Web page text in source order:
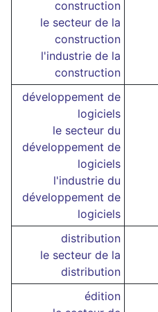
construction
le secteur de la
construction
l'industrie de la
construction
développement de
logiciels
le secteur du
développement de
logiciels
l'industrie du
développement de
logiciels
distribution
le secteur de la
distribution
édition